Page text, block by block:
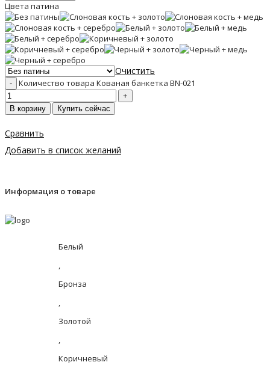
Цвета патина
Очистить
Количество товара Кованая банкетка BN-021
В корзину Купить сейчас
Сравнить
Добавить в список желаний
Информация о товаре
Белый
,
Бронза
,
Золотой
,
Коричневый